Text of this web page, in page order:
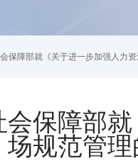
保障部就《关于进一步加强人力
会保障部
场规范管